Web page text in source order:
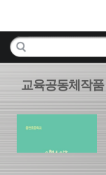
교육공동체작품